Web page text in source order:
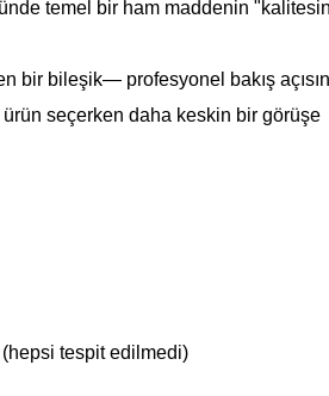
temel bir ham maddenin
bir bileşik— profesyonel bakış
seçerken daha keskin bir görüşe
tespit edilmedi)